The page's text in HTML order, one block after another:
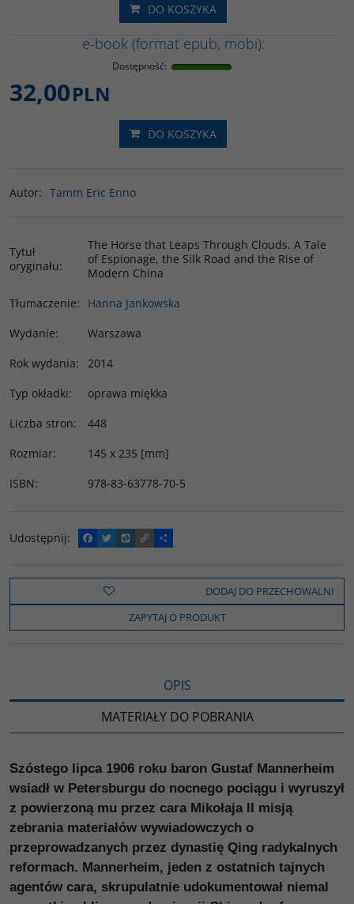
DO KOSZYKA
e-book (format epub, mobi):
Dostępność:
32,00PLN
DO KOSZYKA
Autor: Tamm Eric Enno
Tytuł
oryginału:
The Horse that Leaps Through Clouds. A Tale
of Espionage, the Silk Road and the Rise of
Modern China
Tłumaczenie:
Hanna Jankowska
Wydanie:
Warszawa
Rok wydania:
2014
Typ okładki:
oprawa miękka
Liczba stron:
448
Rozmiar:
145 x 235 [mm]
ISBN: 978-83-63778-70-5
Udostępnij:
F
a
e
o
k
T
w
t
t
e
W
y
o
C
o
y
i
n
k
P
o
z
e
l
s
DODAJ DO PRZECHOWALNI
ZAPYTAJ O PRODUKT
OPIS
MATERIAŁY DO POBRANIA
Szóstego lipca 1906 roku baron Gustaf Mannerheim
wsiadł w Petersburgu do nocnego pociągu i wyruszył
z powierzoną mu przez cara Mikołaja II misją
zebrania materiałów wywiadowczych o
przeprowadzanych przez dynastię Qing radykalnych
reformach. Mannerheim, jeden z ostatnich tajnych
agentów cara, skrupulatnie udokumentował niemal